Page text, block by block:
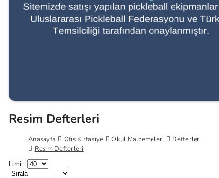
Resim Defterleri
Anasayfa Ofis Kırtasiye Okul Malzemeleri
Defterler
Resim Defterleri
Limit: